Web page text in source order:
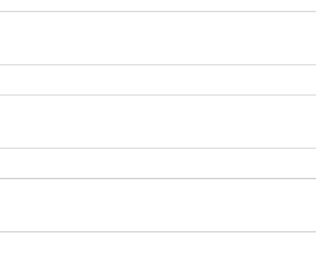
segunda-feira (07/10)
suspeita de favorecer candidata à